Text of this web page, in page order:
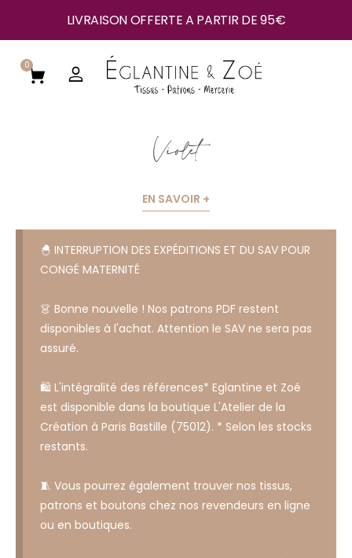
LIVRAISON OFFERTE A PARTIR DE 95€
0
Violet
EN SAVOIR +
🐣 INTERRUPTION DES EXPÉDITIONS ET DU SAV POUR
CONGÉ MATERNITÉ
👗 Bonne nouvelle ! Nos patrons PDF restent
disponibles à l'achat. Attention le SAV ne sera pas
assuré.
🛍️ L'intégralité des références* Eglantine et Zoé
est disponible dans la boutique L'Atelier de la
Création à Paris Bastille (75012). * Selon les stocks
restants.
🧵 Vous pourrez également trouver nos tissus,
patrons et boutons chez nos revendeurs en ligne
ou en boutiques.